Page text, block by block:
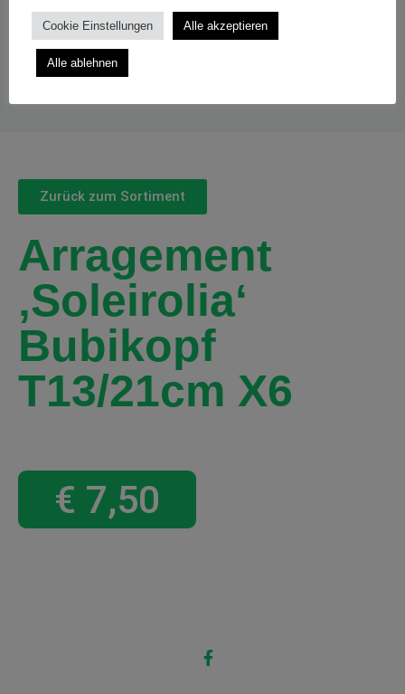
Zurück zum Sortiment
Arragement
‚Soleirolia‘
Bubikopf
T13/21cm X6
€ 7,50
Cookie Einstellungen Alle akzeptieren
Alle ablehnen